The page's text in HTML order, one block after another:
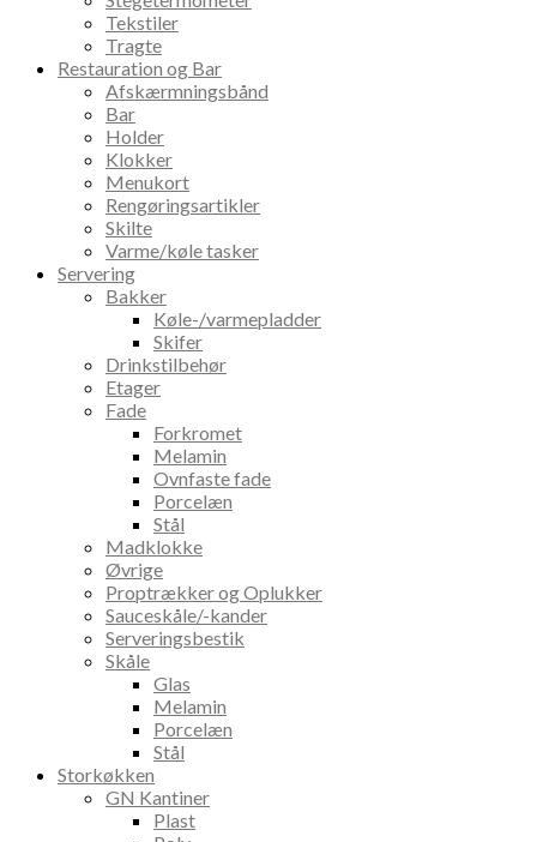
Tekstiler
Tragte
Restauration og Bar
Afskærmningsbånd
Bar
Holder
Klokker
Menukort
Rengøringsartikler
Skilte
Varme/køle tasker
Servering
Bakker
Køle-/varmepladder
Skifer
Drinkstilbehør
Etager
Fade
Forkromet
Melamin
Ovnfaste fade
Porcelæn
Stål
Madklokke
Øvrige
Proptrækker og Oplukker
Sauceskåle/-kander
Serveringsbestik
Skåle
Glas
Melamin
Porcelæn
Stål
Storkøkken
GN Kantiner
Plast